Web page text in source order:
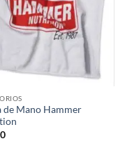
de Mano Hammer